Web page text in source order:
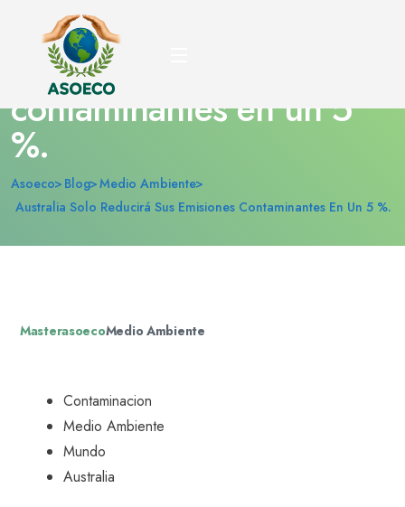
Australia solo reducirá
sus emisiones
contaminantes en un 5
%.
Asoeco Blog Medio Ambiente
Australia Solo Reducirá Sus Emisiones Contaminantes En Un 5 %.
MasterasoecoMedio Ambiente
Contaminacion
Medio Ambiente
Mundo
Australia